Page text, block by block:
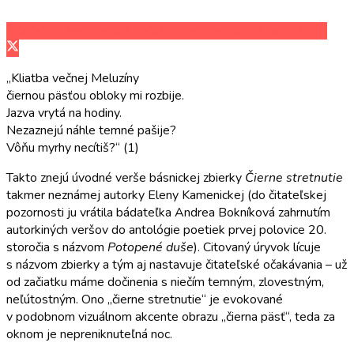
„Kliatba večnej Meluzíny
čiernou päsťou obloky mi rozbije.
Jazva vrytá na hodiny.
Nezaznejú náhle temné pašije?
Vôňu myrhy necítiš?“ (1)
Takto znejú úvodné verše básnickej zbierky Čierne stretnutie
takmer neznámej autorky Eleny Kamenickej (do čitateľskej
pozornosti ju vrátila bádateľka Andrea Bokníková zahrnutím
autorkiných veršov do antológie poetiek prvej polovice 20.
storočia s názvom Potopené duše). Citovaný úryvok lícuje
s názvom zbierky a tým aj nastavuje čitateľské očakávania – už
od začiatku máme dočinenia s niečím temným, zlovestným,
neľútostným. Ono „čierne stretnutie“ je evokované
v podobnom vizuálnom akcente obrazu „čierna päsť“, teda za
oknom je nepreniknuteľná noc.